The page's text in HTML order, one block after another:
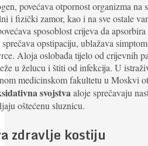
povećava otpornost organizma na
i fizički zamor, kao i na sve ostale
sposoblost crijeva da
sprečava opstipaciju, ublažava
Aloja oslobađa tijelo od crijevnih
u želucu i štiti od infekcija. U
medicinskom fakultetu u Moskvi
svojstvaaloje sprečavaju
oštećenu sluznicu.
zdravlje kostiju